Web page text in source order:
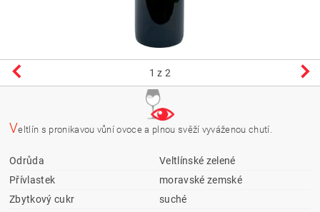
1 z 2
Veltlín s pronikavou vůní ovoce a plnou svěží vyváženou chutí.
Odrůda
Veltlínské zelené
Přívlastek
moravské zemské
Zbytkový cukr
suché